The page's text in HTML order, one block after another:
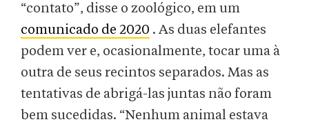
“contato”, disse o zoológico, em um
comunicado de 2020 . As duas elefantes
podem ver e, ocasionalmente, tocar uma à
outra de seus recintos separados. Mas as
tentativas de abrigá-las juntas não foram
bem sucedidas. “Nenhum animal estava